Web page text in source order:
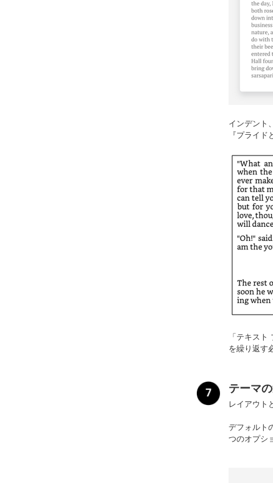
インデント
『プライ
「テキス
を繰り返す
テーマ
レイアウト
デフォルト
つのオプシ